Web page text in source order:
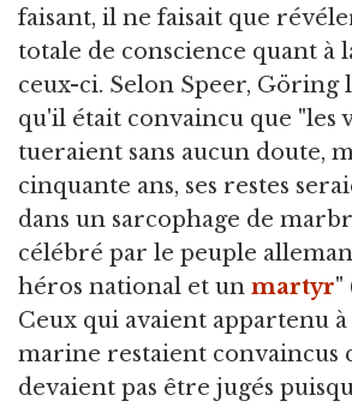
faisant, il ne faisait que
totale de conscience quant à
ceux-ci. Selon Speer,
qu'il était convaincu que "les
tueraient sans aucun doute,
cinquante ans, ses restes
dans un sarcophage de
célébré par le peuple
héros national et un martyr"
Ceux qui avaient appartenu
marine restaient convaincus
devaient pas être jugés